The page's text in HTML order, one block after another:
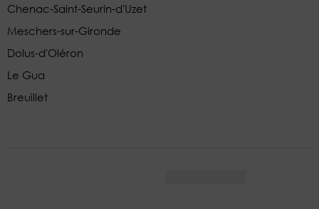
Chenac-Saint-Seurin-d'Uzet
Meschers-sur-Gironde
Dolus-d'Oléron
Le Gua
Breuillet